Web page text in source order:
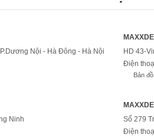
Nội - Hà Đông - Hà Nội
HD 43-
Điện
Bản
Ninh
Số 279
Điện